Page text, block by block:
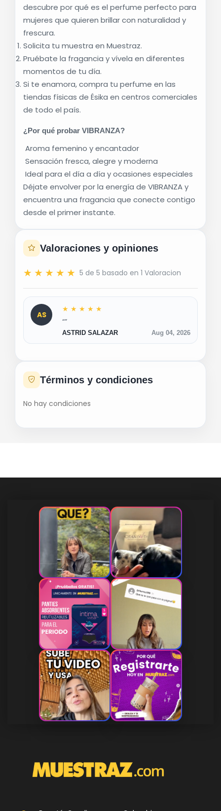
descubre por qué es el perfume perfecto para
mujeres que quieren brillar con naturalidad y
frescura.
Solicita tu muestra en Muestraz.
Pruébate la fragancia y vívela en diferentes
momentos de tu día.
Si te enamora, compra tu perfume en las
tiendas físicas de Ésika en centros comerciales
de todo el país.
¿Por qué probar VIBRANZA?
Aroma femenino y encantador
Sensación fresca, alegre y moderna
Ideal para el día a día y ocasiones especiales
Déjate envolver por la energía de VIBRANZA y
encuentra una fragancia que conecte contigo
desde el primer instante.
Términos y condiciones
No hay condiciones
Valoraciones y opiniones
★ ★ ★ ★ ★ 5 de 5 basado en 1 Valoracion
AS
★ ★ ★ ★ ★
“”
ASTRID SALAZAR Aug 04, 2026